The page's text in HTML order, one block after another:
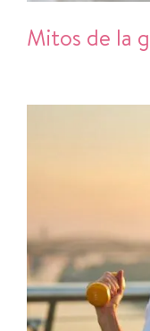
Mitos de la